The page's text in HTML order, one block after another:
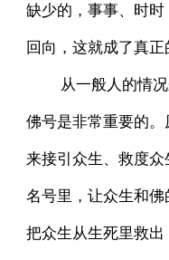
缺少的，事事、时
回向，这就成了真正
从一般人的情
佛号是非常重要的
来接引众生、救度
名号里，让众生和佛
把众生从生死里救